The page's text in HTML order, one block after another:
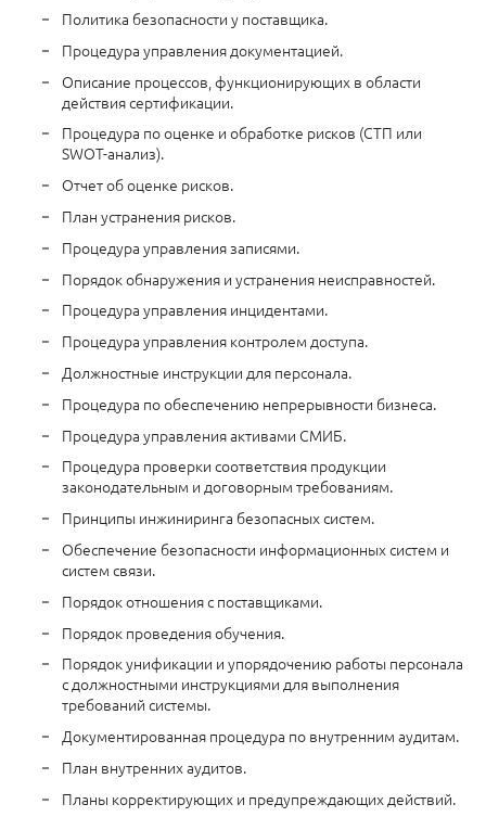
Политика безопасности у поставщика.
Процедура управления документацией.
Описание процессов, функционирующих в области
действия сертификации.
Процедура по оценке и обработке рисков (СТП или
SWOT-анализ).
Отчет об оценке рисков.
План устранения рисков.
Процедура управления записями.
Порядок обнаружения и устранения неисправностей.
Процедура управления инцидентами.
Процедура управления контролем доступа.
Должностные инструкции для персонала.
Процедура по обеспечению непрерывности бизнеса.
Процедура управления активами СМИБ.
Процедура проверки соответствия продукции
законодательным и договорным требованиям.
Принципы инжиниринга безопасных систем.
Обеспечение безопасности информационных систем и
систем связи.
Порядок отношения с поставщиками.
Порядок проведения обучения.
Порядок унификации и упорядочению работы персонала
с должностными инструкциями для выполнения
требований системы.
Документированная процедура по внутренним аудитам.
План внутренних аудитов.
Планы корректирующих и предупреждающих действий.